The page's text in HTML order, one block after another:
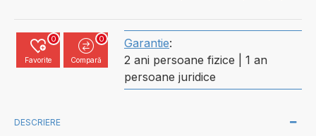
Favorite
0
Compară
0 Garantie:
2 ani persoane fizice | 1 an
persoane juridice
DESCRIERE